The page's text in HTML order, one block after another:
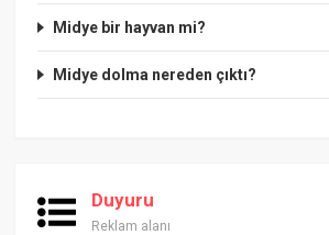
Midye bir hayvan mi?
Midye dolma nereden çıktı?
Duyuru
Reklam alanı